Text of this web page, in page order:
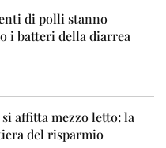
di polli stanno
i batteri della diarrea
affitta mezzo letto: la
del risparmio